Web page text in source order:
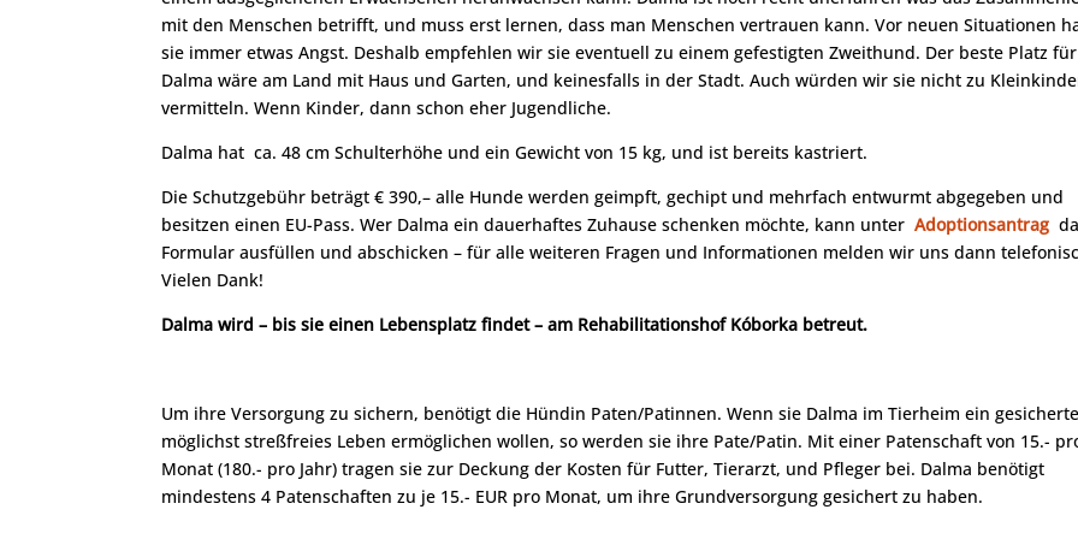
mit den Menschen betrifft, und muss erst lernen, dass man Menschen vertrauen kann. Vor neuen Situationen
sie immer etwas Angst. Deshalb empfehlen wir sie eventuell zu einem gefestigten Zweithund. Der beste Platz für
Dalma wäre am Land mit Haus und Garten, und keinesfalls in der Stadt. Auch würden wir sie nicht zu
vermitteln. Wenn Kinder, dann schon eher Jugendliche.
Dalma hat ca. 48 cm Schulterhöhe und ein Gewicht von 15 kg, und ist bereits kastriert.
Die Schutzgebühr beträgt € 390,– alle Hunde werden geimpft, gechipt und mehrfach entwurmt abgegeben und
besitzen einen EU-Pass. Wer Dalma ein dauerhaftes Zuhause schenken möchte, kann unterAdoptionsantrag
Formular ausfüllen und abschicken – für alle weiteren Fragen und Informationen melden wir uns dann
Vielen Dank!
Dalma wird – bis sie einen Lebensplatz findet – am Rehabilitationshof Kóborka betreut.
Um ihre Versorgung zu sichern, benötigt die Hündin Paten/Patinnen. Wenn sie Dalma im Tierheim ein
möglichst streßfreies Leben ermöglichen wollen, so werden sie ihre Pate/Patin. Mit einer Patenschaft von 15.-
Monat (180.- pro Jahr) tragen sie zur Deckung der Kosten für Futter, Tierarzt, und Pfleger bei. Dalma benötigt
mindestens 4 Patenschaften zu je 15.- EUR pro Monat, um ihre Grundversorgung gesichert zu haben.